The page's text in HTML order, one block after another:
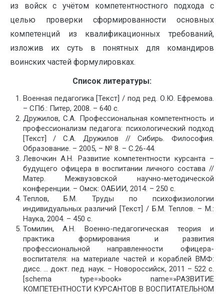
из войск с учётом компетентностного подхода с
целью проверки сформированности основных
компетенций из квалификационных требований,
изложив их суть в понятных для командиров
воинских частей формулировках.
Список литературы:
Военная педагогика [Текст] / под ред. О.Ю. Ефремова.
– СПб.: Питер, 2008. – 640 с.
Дружилов, С.А. Профессиональная компетентность и
профессионализм педагога: психологический подход
[Текст] / С.А. Дружилов // Сибирь. Философия.
Образование. – 2005, – № 8. – С.26-44.
Левочкин А.Н. Развитие компетентности курсанта –
будущего офицера в воспитании личного состава //
Матер. Межвузовской научно-методической
конференции. – Омск: ОАБИИ, 2014. – 250 с.
Теплов, Б.М. Труды по психофизиологии
индивидуальных различий [Текст] / Б.М. Теплов. – М.:
Наука, 2004. – 450 с.
Томилин, А.Н. Военно-педагогическая теория и
практика формирования и развития
профессиональной направленности офицера-
воспитателя: на материале частей и кораблей ВМФ:
дисс. … докт. пед. наук. – Новороссийск, 2011 – 522 с.
[schema type=»book» name=»РАЗВИТИЕ
КОМПЕТЕНТНОСТИ КУРСАНТОВ В ВОСПИТАТЕЛЬНОМ